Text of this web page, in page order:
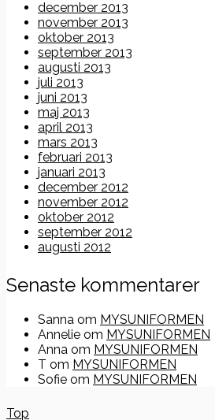
december 2013
november 2013
oktober 2013
september 2013
augusti 2013
juli 2013
juni 2013
maj 2013
april 2013
mars 2013
februari 2013
januari 2013
december 2012
november 2012
oktober 2012
september 2012
augusti 2012
Senaste kommentarer
Sanna om MYSUNIFORMEN
Annelie om MYSUNIFORMEN
Anna om MYSUNIFORMEN
T om MYSUNIFORMEN
Sofie om MYSUNIFORMEN
Top